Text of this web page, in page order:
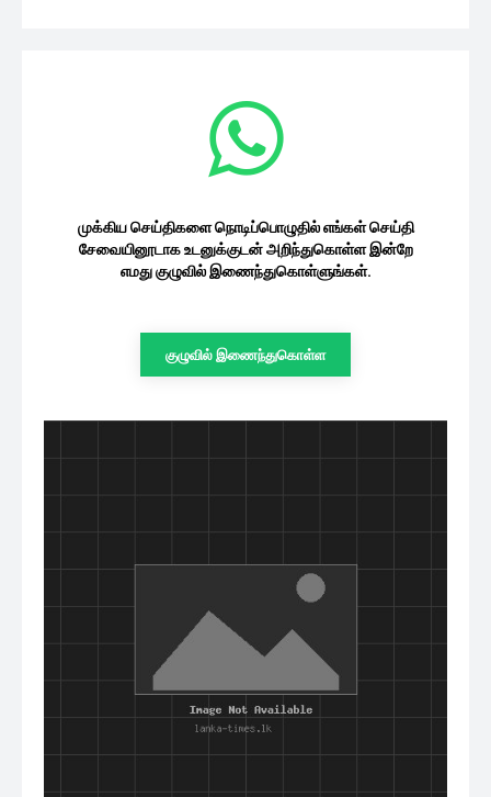
முக்கிய செய்திகளை நொடிப்பொழுதில் எங்கள் செய்தி
சேவையினூடாக உடனுக்குடன் அறிந்துகொள்ள இன்றே
எமது குழுவில் இணைந்துகொள்ளுங்கள்.
குழுவில் இணைந்துகொள்ள